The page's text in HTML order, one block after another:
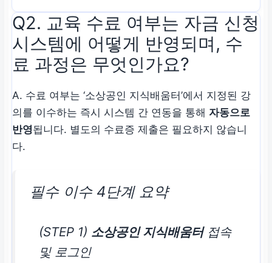
Q2. 교육 수료 여부는 자금 신청
시스템에 어떻게 반영되며, 수
료 과정은 무엇인가요?
A. 수료 여부는 ‘소상공인 지식배움터’에서 지정된 강
의를 이수하는 즉시 시스템 간 연동을 통해 자동으로
반영됩니다. 별도의 수료증 제출은 필요하지 않습니
다.
필수 이수 4단계 요약
(STEP 1) 소상공인 지식배움터접속
및 로그인